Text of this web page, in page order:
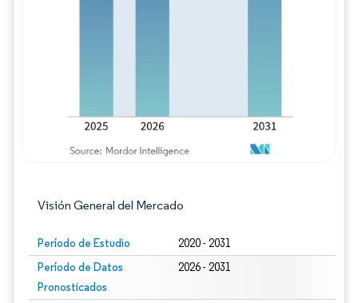
Visión General del Mercado
Período de Estudio 2020 - 2031
Período de Datos
Pronosticados
2026 - 2031